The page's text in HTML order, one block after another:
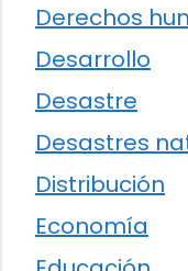
Derechos
Desarrollo
Desastre
Desastres
Distribución
Economía